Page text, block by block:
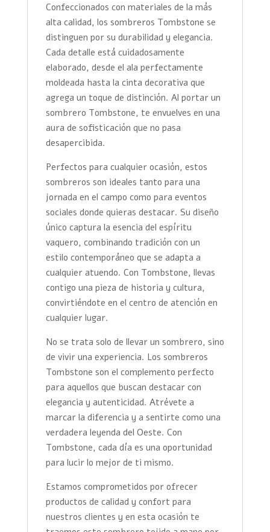
Confeccionados con materiales de la más
alta calidad, los sombreros Tombstone se
distinguen por su durabilidad y elegancia.
Cada detalle está cuidadosamente
elaborado, desde el ala perfectamente
moldeada hasta la cinta decorativa que
agrega un toque de distinción. Al portar un
sombrero Tombstone, te envuelves en una
aura de sofisticación que no pasa
desapercibida.
Perfectos para cualquier ocasión, estos
sombreros son ideales tanto para una
jornada en el campo como para eventos
sociales donde quieras destacar. Su diseño
único captura la esencia del espíritu
vaquero, combinando tradición con un
estilo contemporáneo que se adapta a
cualquier atuendo. Con Tombstone, llevas
contigo una pieza de historia y cultura,
convirtiéndote en el centro de atención en
cualquier lugar.
No se trata solo de llevar un sombrero, sino
de vivir una experiencia. Los sombreros
Tombstone son el complemento perfecto
para aquellos que buscan destacar con
elegancia y autenticidad. Atrévete a
marcar la diferencia y a sentirte como una
verdadera leyenda del Oeste. Con
Tombstone, cada día es una oportunidad
para lucir lo mejor de ti mismo.
Estamos comprometidos por ofrecer
productos de calidad y confort para
nuestros clientes y en esta ocasión te